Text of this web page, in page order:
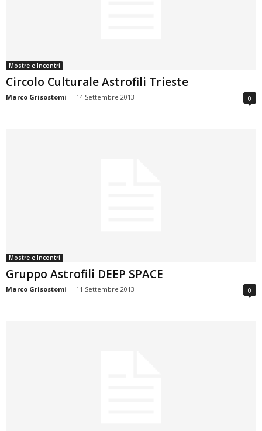
Mostre e Incontri
Circolo Culturale Astrofili Trieste
Marco Grisostomi - 14 Settembre 2013 0
Mostre e Incontri
Gruppo Astrofili DEEP SPACE
Marco Grisostomi - 11 Settembre 2013 0